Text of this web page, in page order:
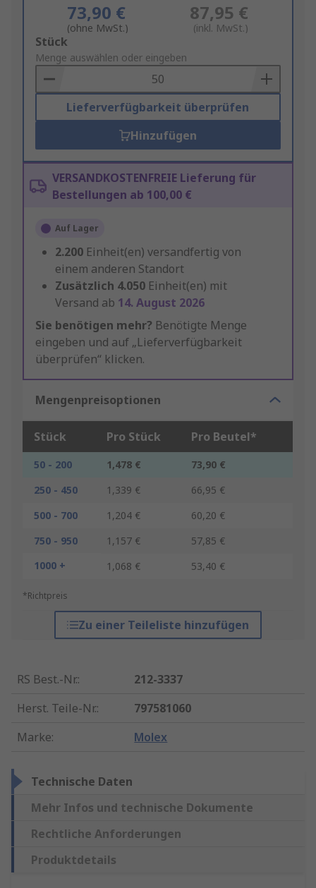
73,90 €
(ohne MwSt.)
87,95 €
(inkl. MwSt.)
Add
to
Basket
Stück
Menge auswählen oder eingeben
Lieferverfügbarkeit überprüfen
Hinzufügen
VERSANDKOSTENFREIE Lieferung für
Bestellungen ab 100,00 €
Auf Lager
2.200 Einheit(en) versandfertig von
einem anderen Standort
Zusätzlich 4.050 Einheit(en) mit
Versand ab 14. August 2026
Sie benötigen mehr? Benötigte Menge
eingeben und auf „Lieferverfügbarkeit
überprüfen“ klicken.
Mengenpreisoptionen
Stück Pro Stück Pro Beutel*
50 - 200 1,478 €
73,90 €
250 - 450
1,339 €
66,95 €
500 - 700
1,204 €
60,20 €
750 - 950
1,157 €
57,85 €
1000 +
1,068 € 53,40 €
*Richtpreis
Zu einer Teileliste hinzufügen
RS Best.-Nr.:
212-3337
Herst. Teile-Nr.:
797581060
Marke: Molex
Technische Daten
Mehr Infos und technische Dokumente
Rechtliche Anforderungen
Produktdetails